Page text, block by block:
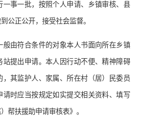
一事一批，按照个人申请、乡镇审核、县
公正公开，接受社会监督。
般由符合条件的对象本人书面向所在乡镇
站提出申请。本人因行动不便、精神障碍
，其监护人、家属、所在村（居）民委员
请时应当按规定如实提交相关资料、填写
帮扶援助申请审核表》。